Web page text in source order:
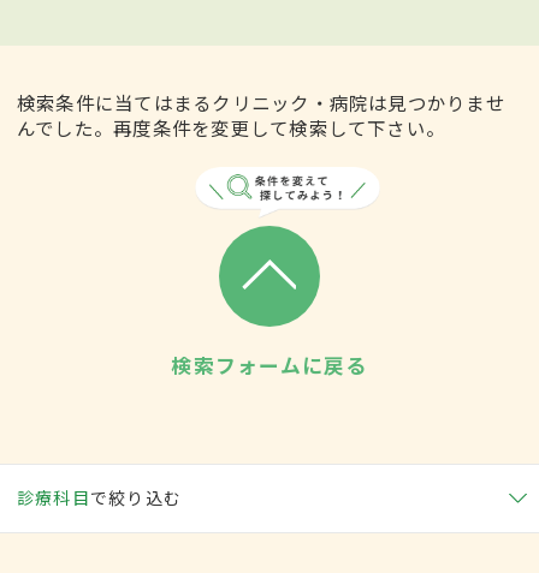
検索条件に当てはまるクリニック・病院は見つかりませ
んでした。再度条件を変更して検索して下さい。
検索フォームに戻る
診療科目で絞り込む